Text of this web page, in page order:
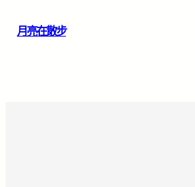
月亮在散步